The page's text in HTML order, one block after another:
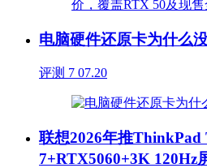
电脑硬件还原卡为什么
评测 7 07.20
联想2026年推ThinkPad
7+RTX5060+3K 120Hz